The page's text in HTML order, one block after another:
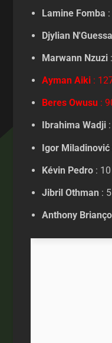
Lamine Fomba
Djylian
Marwann Nzuzi
Ayman Aiki:
Beres Owusu:
Ibrahima Wadji:
Igor Miladinović
Kévin Pedro: 10
Jibril Othman :
Anthony